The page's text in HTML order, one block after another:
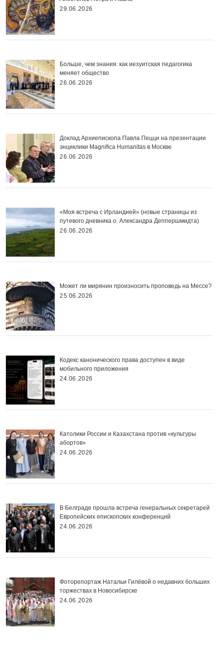
29.06.2026
Больше, чем знания: как иезуитская педагогика
меняет общество
26.06.2026
Доклад Архиепископа Павла Пецци на презентации
энциклики Magnifica Нumanitas в Москве
26.06.2026
«Моя встреча с Ирландией» (новые страницы из
путевого дневника о. Александра Деппершмидта)
26.06.2026
Может ли мирянин произносить проповедь на Мессе?
25.06.2026
Кодекс канонического права доступен в виде
мобильного приложения
24.06.2026
Католики России и Казахстана против «культуры
абортов»
24.06.2026
В Белграде прошла встреча генеральных секретарей
Европейских епископских конференций
24.06.2026
Фоторепортаж Натальи Гилёвой о недавних больших
торжествах в Новосибирске
24.06.2026